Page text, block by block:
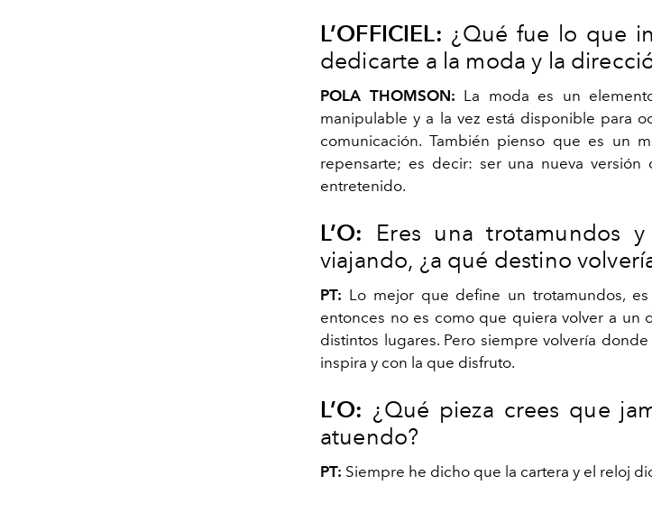
L’OFFICIEL: ¿Qué fue lo que
dedicarte a la moda y la
POLA THOMSON: La moda es un
manipulable y a la vez está disponible para
comunicación. También pienso que es un
repensarte; es decir: ser una nueva
entretenido.
L’O: Eres una trotamundos
viajando, ¿a qué destino
PT: Lo mejor que define un trotamundos,
entonces no es como que quiera volver a un
distintos lugares. Pero siempre volvería
inspira y con la que disfruto.
L’O: ¿Qué pieza crees que
atuendo?
PT: Siempre he dicho que la cartera y el reloj